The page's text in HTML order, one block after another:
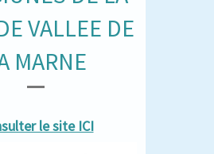
VALLEE DE
MARNE
le site ICI